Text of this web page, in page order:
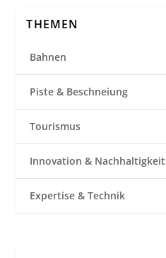
THEMEN
Bahnen
Piste & Beschneiung
Tourismus
Innovation & Nachhaltigkeit
Expertise & Technik